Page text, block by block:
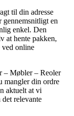
til din adresse
gennemsnitligt en
enkel. Den
at hente pakken,
ved online
– Møbler – Reoler
mangler din ordre
aktuelt at vi
relevante